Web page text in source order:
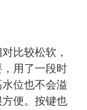
比较松软，
用了一段时
位也不会溢
便。按键也